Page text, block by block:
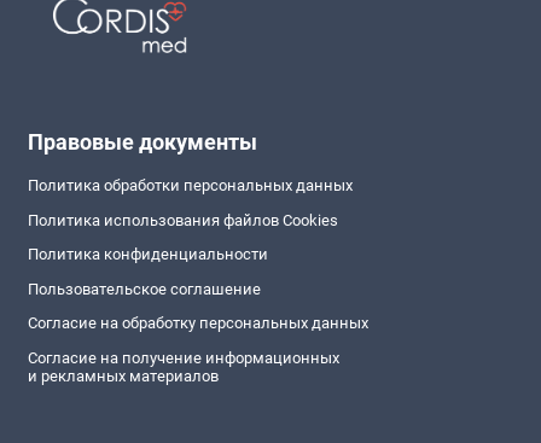
Правовые документы
Политика обработки персональных данных
Политика использования файлов Cookies
Политика конфиденциальности
Пользовательское соглашение
Согласие на обработку персональных данных
Согласие на получение информационных
и рекламных материалов